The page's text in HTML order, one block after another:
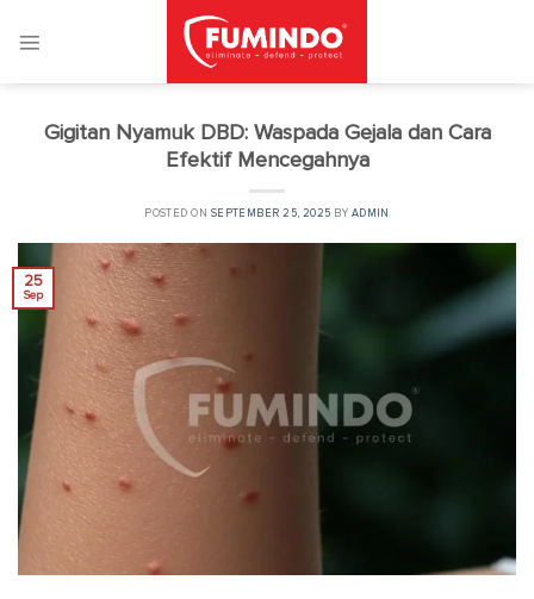
Gigitan Nyamuk DBD: Waspada Gejala dan Cara
Efektif Mencegahnya
POSTED ON SEPTEMBER 25, 2025 BY ADMIN
25
Sep